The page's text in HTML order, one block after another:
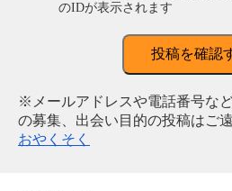
のIDが表示されます
投稿を確認
※メールアドレスや電話番号な
の募集、出会い目的の投稿はご
おやくそく